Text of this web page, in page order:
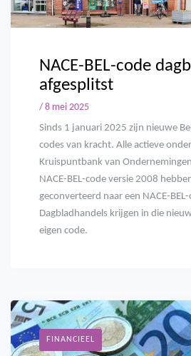
NACE-BEL-code
afgesplitst
/ 8 mei 2025
Sinds 1 januari 2025 zijn nieuwe
codes van kracht. Alle actieve
Kruispuntbank van
NACE-BEL-code versie 2008
geconverteerd naar een NACE-
Dagbladhandels krijgen in die
eigen code.
FINANCIEEL